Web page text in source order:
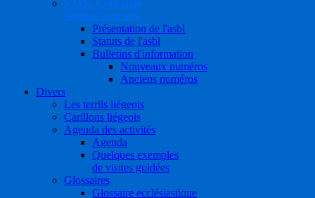
S.O.S. Collégiale
Sainte-Croix asbl
Présentation de l'asbl
Statuts de l'asbl
Bulletins d'information
Nouveaux numéros
Anciens numéros
Divers
Les terrils liégeois
Carillons liégeois
Agenda des activités
Agenda
Quelques exemples
de visites guidées
Glossaires
Glossaire ecclésiastique